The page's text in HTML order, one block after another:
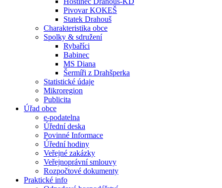
Pivovar KOKEŠ
Statek Drahouš
Charakteristika obce
Spolky & sdružení
Rybaříci
Babinec
MS Diana
Šermíři z Drahšperka
Statistické údaje
Mikroregion
Publicita
Úřad obce
e-podatelna
Úřední deska
Povinné Informace
Úřední hodiny
Veřejné zakázky
Veřejnoprávní smlouvy
Rozpočtové dokumenty
Praktické info